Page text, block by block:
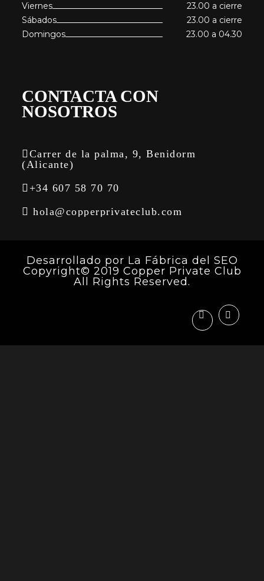
Viernes
23.00 a cierre
Sábados
23.00 a cierre
Domingos
23.00 a 04.30
CONTACTA CON
NOSOTROS
Carrer de la palma, 9, Benidorm
(Alicante)
+34 607 58 70 70
hola@copperprivateclub.com
Desarrollado por La Fábrica del SEO
Copyright© 2019 Copper Private Club
All Rights Reserved.